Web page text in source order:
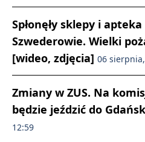
Spłonęły sklepy i
Szwederowie. Wielki
[wideo, zdjęcia] 06
Zmiany w ZUS. Na
będzie jeździć do
12:59